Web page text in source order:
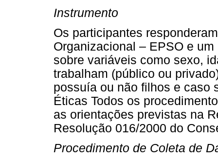
Instrumento
Os participantes
Organizacional – EPSO e
sobre variáveis como sexo,
trabalham (público ou
possuía ou não filhos e caso
Éticas Todos os
as orientações previstas na
Resolução 016/2000 do
Procedimento de Coleta de